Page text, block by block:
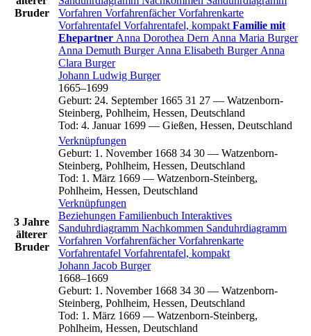
Bruder
Vorfahren VorfahrenfächerVorfahrenkarte
Vorfahrentafel Vorfahrentafel, kompakt Familie mit
Ehepartner Anna Dorothea Dern Anna Maria Burger
Anna Demuth Burger Anna Elisabeth Burger Anna
Clara Burger
Johann Ludwig Burger
1665–1699
Geburt: 24. September 1665 31 27 — Watzenborn-
Steinberg, Pohlheim, Hessen, Deutschland
Tod: 4. Januar 1699 — Gießen, Hessen, Deutschland
3 Jahre
älterer
Bruder
Verknüpfungen
Geburt: 1. November 1668 34 30 — Watzenborn-
Steinberg, Pohlheim, Hessen, Deutschland
Tod: 1. März 1669 — Watzenborn-Steinberg,
Pohlheim, Hessen, Deutschland
Verknüpfungen
Beziehungen Familienbuch Interaktives
Sanduhrdiagramm Nachkommen Sanduhrdiagramm
Vorfahren VorfahrenfächerVorfahrenkarte
Vorfahrentafel Vorfahrentafel, kompakt
Johann Jacob Burger
1668–1669
Geburt: 1. November 1668 34 30 — Watzenborn-
Steinberg, Pohlheim, Hessen, Deutschland
Tod: 1. März 1669 — Watzenborn-Steinberg,
Pohlheim, Hessen, Deutschland